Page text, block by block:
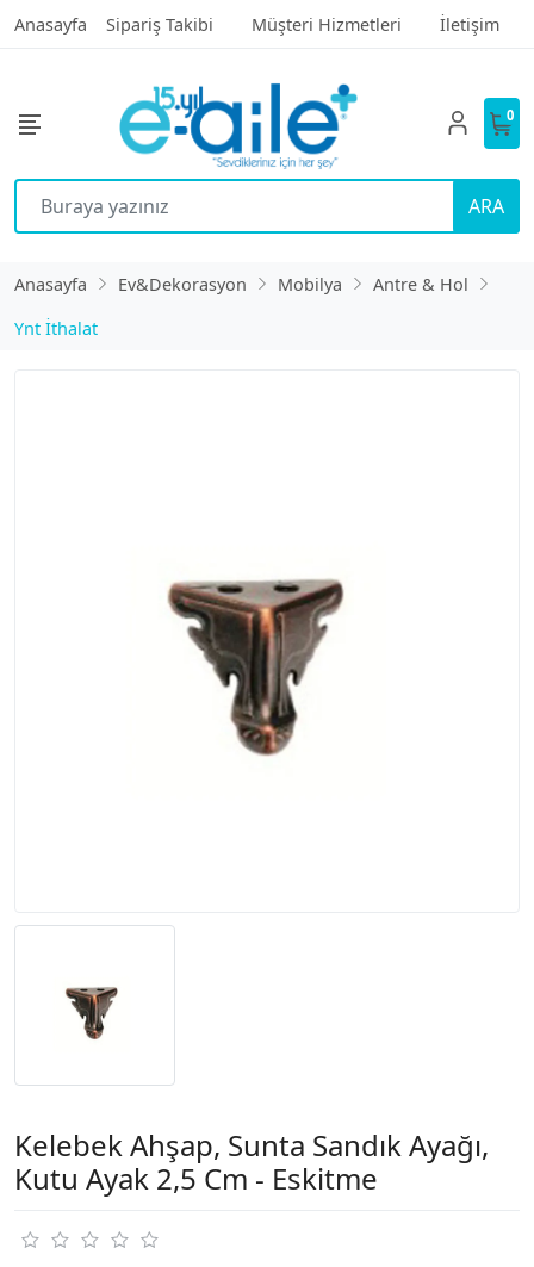
Anasayfa Sipariş Takibi Müşteri Hizmetleri İletişim
ARA
0
Anasayfa Ev&Dekorasyon Mobilya
Antre & Hol
Ynt İthalat
Kelebek Ahşap, Sunta Sandık Ayağı,
Kutu Ayak 2,5 Cm - Eskitme